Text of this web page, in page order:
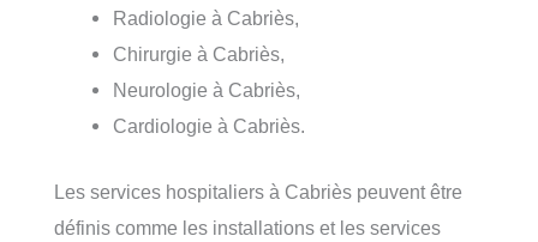
Radiologie à Cabriès,
Chirurgie à Cabriès,
Neurologie à Cabriès,
Cardiologie à Cabriès.
Les services hospitaliers à Cabriès peuvent être
définis comme les installations et les services